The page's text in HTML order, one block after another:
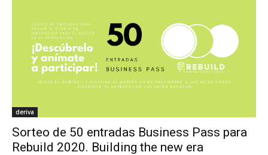
deriva
Sorteo de 50 entradas Business Pass para
Rebuild 2020. Building the new era